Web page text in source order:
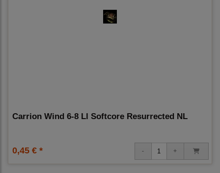
Carrion Wind 6-8 Ll Softcore Resurrected NL
0,45 € *